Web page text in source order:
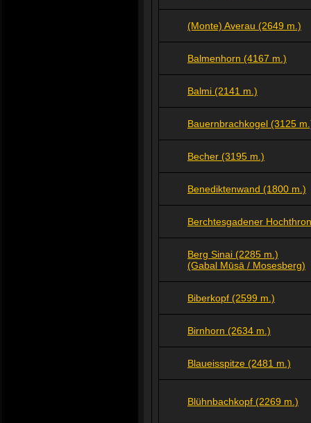
(Monte) Averau (2649 m.)
Balmenhorn (4167 m.)
Balmi (2141 m.)
Bauernbrachkogel (3125
Becher (3195 m.)
Benediktenwand (1800 m.)
Berchtesgadener
Berg Sinai (2285 m.)
(Gabal Mūsā / Mosesberg)
Biberkopf (2599 m.)
Birnhorn (2634 m.)
Blaueisspitze (2481 m.)
Blühnbachkopf (2269 m.)